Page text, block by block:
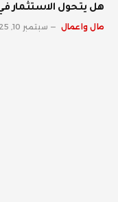
هل يتحول الاستثمار
مال واعمال سبتمبر 10, 2025